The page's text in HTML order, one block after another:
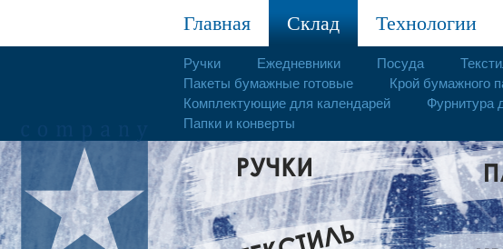
Главная Склад Технологии
Ручки Ежедневники Посуда
Пакеты бумажные готовые
Крой бумажного
Комплектующие для календарей
Фурнитура
Папки и конверты